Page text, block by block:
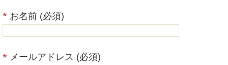
お名前 (必須)
メールアドレス (必須)